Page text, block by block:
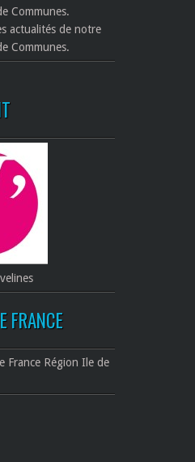
actualités de notre
Communes.
FRANCE
Région Ile de